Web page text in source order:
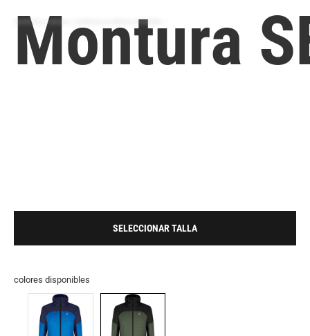
ZAPATILLA MODA | ZAPATILLA MODA HOMBRE
Montura
SELECCIONAR TALLA
colores disponibles